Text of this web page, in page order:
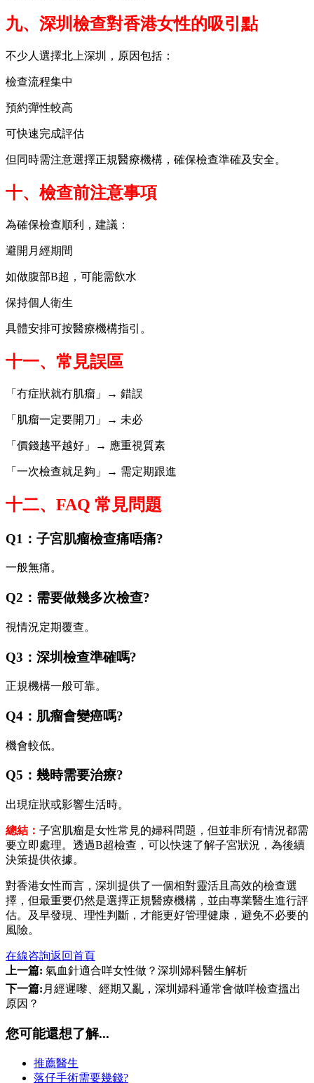
九、深圳檢查對香港女性的吸引點
不少人選擇北上深圳，原因包括：
檢查流程集中
預約彈性較高
可快速完成評估
但同時需注意選擇正規醫療機構，確保檢查準確及安全。
十、檢查前注意事項
為確保檢查順利，建議：
避開月經期間
如做腹部B超，可能需飲水
保持個人衛生
具體安排可按醫療機構指引。
十一、常見誤區
「冇症狀就冇肌瘤」→ 錯誤
「肌瘤一定要開刀」→ 未必
「價錢越平越好」→ 應重視質素
「一次檢查就足夠」→ 需定期跟進
十二、FAQ 常見問題
Q1：子宮肌瘤檢查痛唔痛?
一般無痛。
Q2：需要做幾多次檢查?
視情況定期覆查。
Q3：深圳檢查準確嗎?
正規機構一般可靠。
Q4：肌瘤會變癌嗎?
機會較低。
Q5：幾時需要治療?
出現症狀或影響生活時。
總結： 子宮肌瘤是女性常見的婦科問題，但並非所有情況都需
要立即處理。透過B超檢查，可以快速了解子宮狀況，為後續
決策提供依據。
對香港女性而言，深圳提供了一個相對靈活且高效的檢查選
擇，但最重要仍然是選擇正規醫療機構，並由專業醫生進行評
估。及早發現、理性判斷，才能更好管理健康，避免不必要的
風險。
在線咨詢返回首頁
上一篇: 氣血針適合咩女性做？深圳婦科醫生解析
下一篇: 月經遲嚟、經期又亂，深圳婦科通常會做咩檢查搵出
原因？
您可能還想了解...
推薦醫生
落仔手術需要幾錢?